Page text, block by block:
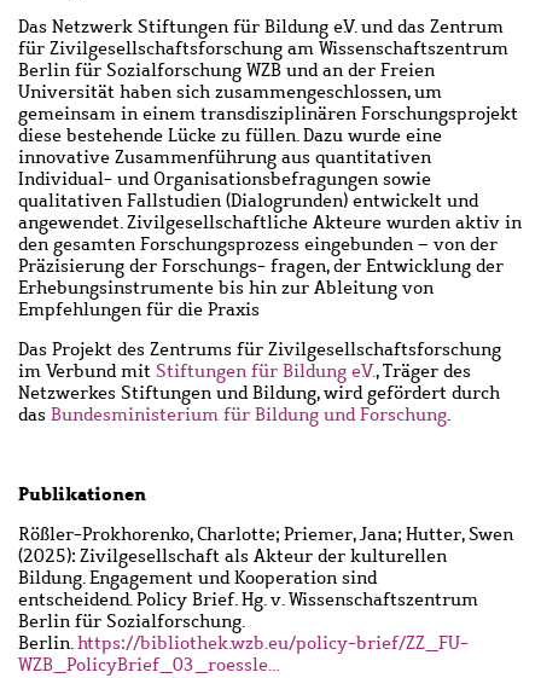
Das Netzwerk Stiftungen für Bildung e.V. und das Zentrum
für Zivilgesellschaftsforschung am Wissenschaftszentrum
Berlin für Sozialforschung WZB und an der Freien
Universität haben sich zusammengeschlossen, um
gemeinsam in einem transdisziplinären Forschungsprojekt
diese bestehende Lücke zu füllen. Dazu wurde eine
innovative Zusammenführung aus quantitativen
Individual- und Organisationsbefragungen sowie
qualitativen Fallstudien (Dialogrunden) entwickelt und
angewendet. Zivilgesellschaftliche Akteure wurden aktiv in
den gesamten Forschungsprozess eingebunden – von der
Präzisierung der Forschungs- fragen, der Entwicklung der
Erhebungsinstrumente bis hin zur Ableitung von
Empfehlungen für die Praxis
Das Projekt des Zentrums für Zivilgesellschaftsforschung
im Verbund mit Stiftungen für Bildung e.V., Träger des
Netzwerkes Stiftungen und Bildung, wird gefördert durch
das Bundesministerium für Bildung und Forschung.
Publikationen
Rößler-Prokhorenko, Charlotte; Priemer, Jana; Hutter, Swen
(2025): Zivilgesellschaft als Akteur der kulturellen
Bildung. Engagement und Kooperation sind
entscheidend. Policy Brief. Hg. v. Wissenschaftszentrum
Berlin für Sozialforschung.
Berlin.https://bibliothek.wzb.eu/policy-brief/ZZ_FU-
WZB_PolicyBrief_03_roessle…